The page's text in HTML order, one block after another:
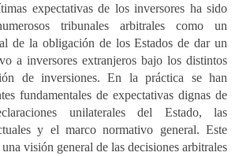
expectativas de los inversores ha sido
tribunales arbitrales como un
de la obligación de los Estados de dar un
a inversores extranjeros bajo los distintos
de inversiones. En la práctica se han
fundamentales de expectativas dignas de
unilaterales del Estado, las
y el marco normativo general. Este
visión general de las decisiones arbitrales